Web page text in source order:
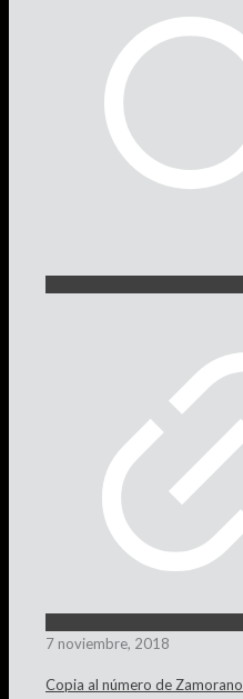
7 noviembre, 2018
Copia al número de Zamorano